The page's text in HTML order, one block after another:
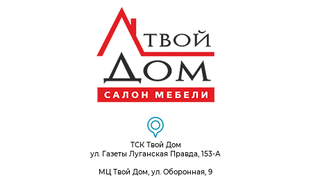
ТСК Твой Дом
ул. Газеты Луганская Правда, 153-А
МЦ Твой Дом, ул. Оборонная, 9